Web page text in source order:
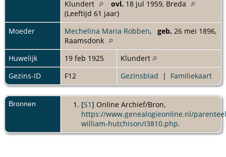
Klundert
ovl. 18 jul 1959, Breda
(Leeftijd 61 jaar)
Moeder
Mechelina Maria Robben, geb. 26 mei 1896,
Raamsdonk
Huwelijk
19 feb 1925
Klundert
Gezins-ID
F12 Gezinsblad | Familiekaart
Bronnen [S1] Online Archief/Bron,
https://www.genealogieonline.nl/
william-hutchison/I3810.php.